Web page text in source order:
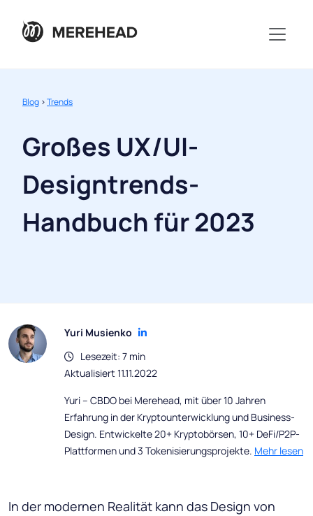
Blog >Trends
Großes UX/UI-
Designtrends-
Handbuch für 2023
Yuri Musienko
Lesezeit: 7 min
Aktualisiert 11.11.2022
Yuri – CBDO bei Merehead, mit über 10 Jahren
Erfahrung in der Kryptounterwicklung und Business-
Design. Entwickelte 20+ Kryptobörsen, 10+ DeFi/P2P-
Plattformen und 3 Tokenisierungsprojekte. Mehr lesen
In der modernen Realität kann das Design von